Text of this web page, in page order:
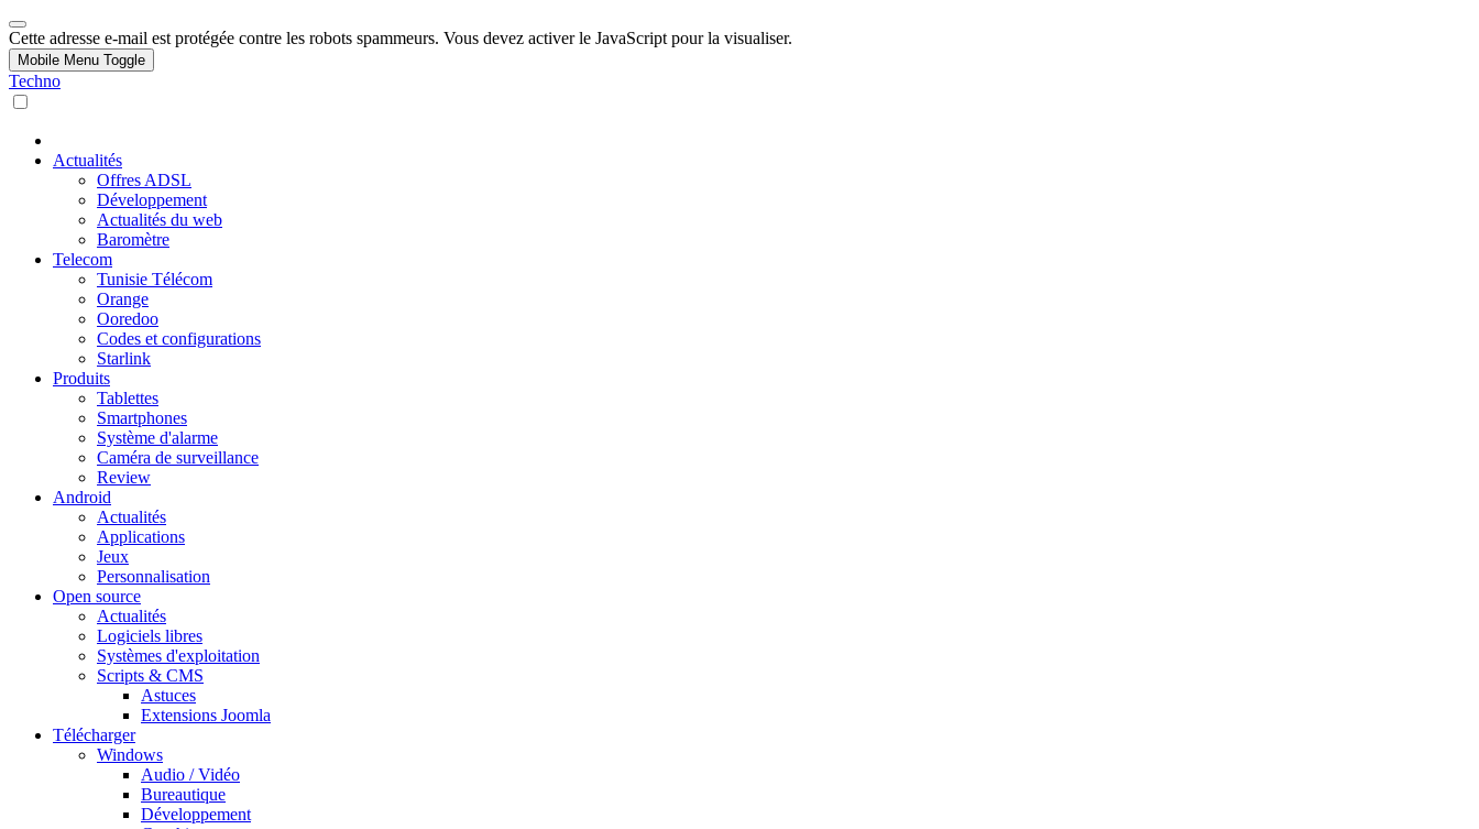
Cette adresse e-mail est protégée contre les robots spammeurs. Vous devez activer le JavaScript pour la visualiser.
Mobile Menu Toggle
Techno
Actualités
Offres ADSL
Développement
Actualités du web
Baromètre
Telecom
Tunisie Télécom
Orange
Ooredoo
Codes et configurations
Starlink
Produits
Tablettes
Smartphones
Système d'alarme
Caméra de surveillance
Review
Android
Actualités
Applications
Jeux
Personnalisation
Open source
Actualités
Logiciels libres
Systèmes d'exploitation
Scripts & CMS
Astuces
Extensions Joomla
Télécharger
Windows
Audio / Vidéo
Bureautique
Développement